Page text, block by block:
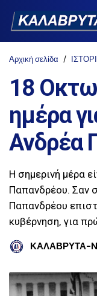
Αρχική σελίδα
18
ημέρα
Ανδρέα
Η σημερινή μέρα
Παπανδρέου. Σαν
Παπανδρέου
κυβέρνηση, για
ΚΑΛΑΒΡΥΤΑ-